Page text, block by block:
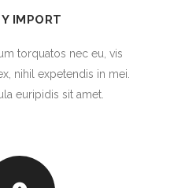
IMPORT
torquatos nec eu, vis
nihil expetendis in mei.
euripidis sit amet.